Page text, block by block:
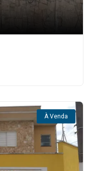
À Venda